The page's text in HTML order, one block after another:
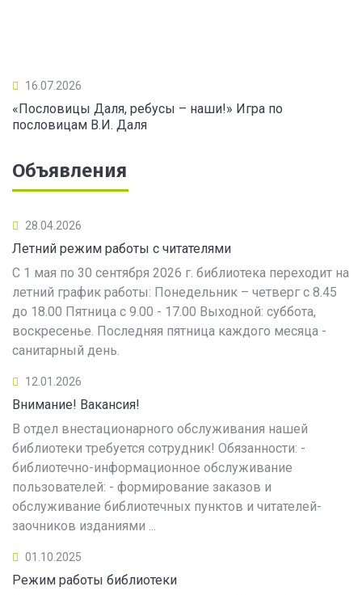
16.07.2026
«Пословицы Даля, ребусы – наши!» Игра по
пословицам В.И. Даля
Объявления
28.04.2026
Летний режим работы с читателями
С 1 мая по 30 сентября 2026 г. библиотека переходит на
летний график работы: Понедельник – четверг с 8.45
до 18.00 Пятница с 9.00 - 17.00 Выходной: суббота,
воскресенье. Последняя пятница каждого месяца -
санитарный день.
12.01.2026
Внимание! Вакансия!
В отдел внестационарного обслуживания нашей
библиотеки требуется сотрудник! Обязанности: -
библиотечно-информационное обслуживание
пользователей: - формирование заказов и
обслуживание библиотечных пунктов и читателей-
заочников изданиями ...
01.10.2025
Режим работы библиотеки